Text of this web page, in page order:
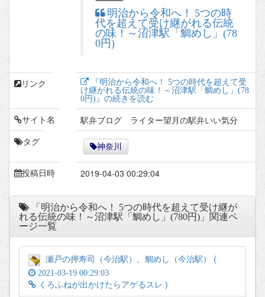
明治から令和へ！ 5つの時
代を超えて受け継がれる伝統
の味！～沼津駅「鯛めし」(78
0円)
リンク
『明治から令和へ！ 5つの時代を超えて受
け継がれる伝統の味！～沼津駅「鯛めし」(78
0円)』の続きを読む
サイト名 駅弁ブログ ライター望月の駅弁いい気分
タグ
神奈川
投稿日時 2019-04-03 00:29:04
「明治から令和へ！ 5つの時代を超えて受け継が
れる伝統の味！～沼津駅「鯛めし」(780円)」関連ペ
ージ一覧
瀬戸の押寿司（今治駅）、鯛めし（今治駅） (
2021-03-19 00:29:03
くろふねが出かけたらアゲるスレ )